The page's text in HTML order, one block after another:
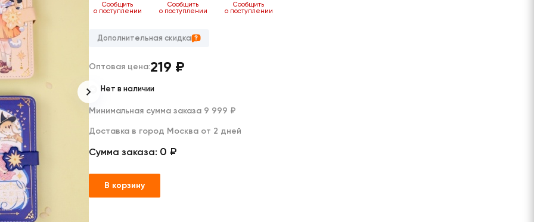
Дакимакуры
Декоративные подушки
Мягкие игрушки
о поступлении
Сообщить
о поступлении
Сообщить
о поступлении
Сообщить
о поступлении
Дополнительная скидка
Оптовая цена:219 ₽
Нет в наличии
Минимальная сумма заказа 9 999 ₽
Доставка в город Москва от 2 дней
Сумма заказа: 0 ₽
В корзину